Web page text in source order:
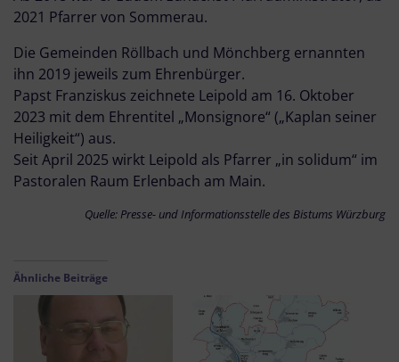
2021 Pfarrer von Sommerau.
Die Gemeinden Röllbach und Mönchberg ernannten
ihn 2019 jeweils zum Ehrenbürger.
Papst Franziskus zeichnete Leipold am 16. Oktober
2023 mit dem Ehrentitel „Monsignore“ („Kaplan seiner
Heiligkeit“) aus.
Seit April 2025 wirkt Leipold als Pfarrer „in solidum“ im
Pastoralen Raum Erlenbach am Main.
Quelle: Presse- und Informationsstelle des Bistums Würzburg
Ähnliche Beiträge